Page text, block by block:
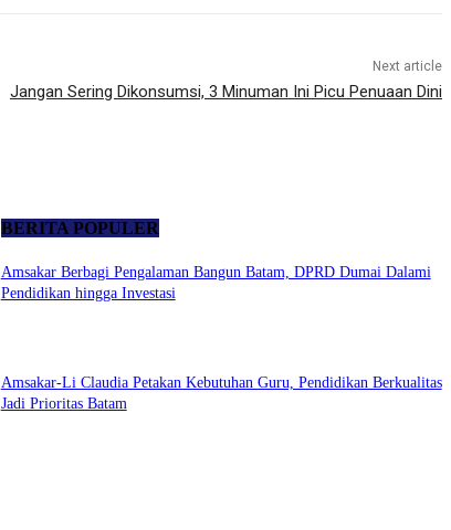
Next article
Jangan Sering Dikonsumsi, 3 Minuman Ini Picu Penuaan Dini
BERITA POPULER
Amsakar Berbagi Pengalaman Bangun Batam, DPRD Dumai Dalami
Pendidikan hingga Investasi
Amsakar-Li Claudia Petakan Kebutuhan Guru, Pendidikan Berkualitas
Jadi Prioritas Batam